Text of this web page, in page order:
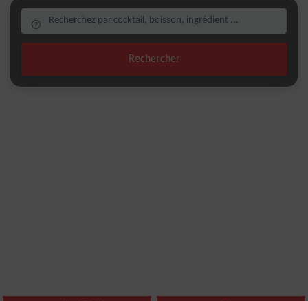
Rechercher